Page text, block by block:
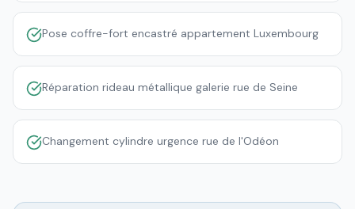
Pose coffre-fort encastré appartement Luxembourg
Réparation rideau métallique galerie rue de Seine
Changement cylindre urgence rue de l'Odéon